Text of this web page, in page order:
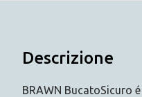
Descrizione
BRAWN BucatoSicuro